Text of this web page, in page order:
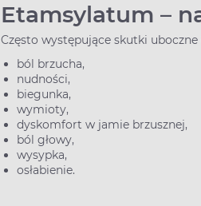
Etamsylatum –
Często występujące skutki uboczne
ból brzucha,
nudności,
biegunka,
wymioty,
dyskomfort w jamie brzusznej,
ból głowy,
wysypka,
osłabienie.